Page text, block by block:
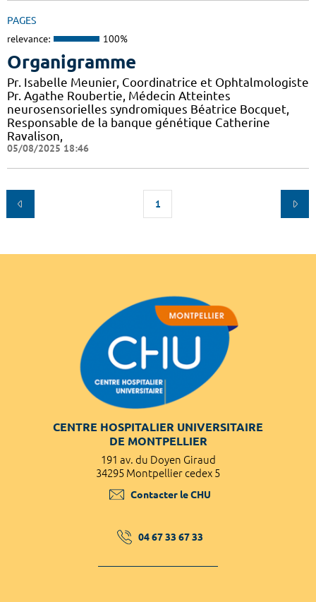
PAGES
relevance: 100%
Organigramme
Pr. Isabelle Meunier, Coordinatrice et Ophtalmologiste
Pr. Agathe Roubertie, Médecin Atteintes
neurosensorielles syndromiques Béatrice Bocquet,
Responsable de la banque génétique Catherine
Ravalison,
05/08/2025 18:46
1
CENTRE HOSPITALIER UNIVERSITAIRE
DE MONTPELLIER
191 av. du Doyen Giraud
34295 Montpellier cedex 5
Contacter le CHU
04 67 33 67 33